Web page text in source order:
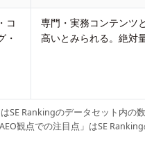
コ
・
専門・実務コンテンツ
高いとみられる。絶対
SE Rankingのデータセット内の
観点での注目点」はSE